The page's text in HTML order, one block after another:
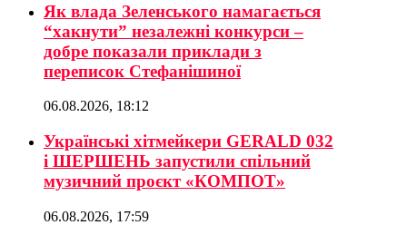
Як влада Зеленського намагається
“хакнути” незалежні конкурси –
добре показали приклади з
переписок Стефанішиної
06.08.2026, 18:12
Українські хітмейкери GERALD 032
і ШЕРШЕНЬ запустили спільний
музичний проєкт «КОМПОТ»
06.08.2026, 17:59